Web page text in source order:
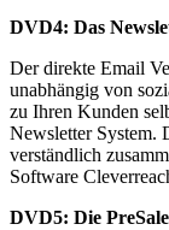
DVD4: Das
Der direkte Email
unabhängig von
zu Ihren Kunden
Newsletter System.
verständlich
Software
DVD5: Die